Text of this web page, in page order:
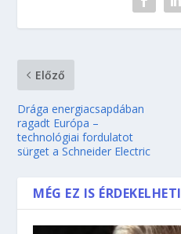
Előző
Drága energiacsapdában
ragadt Európa –
technológiai fordulatot
sürget a Schneider Electric
MÉG EZ IS ÉRDEKELHETI